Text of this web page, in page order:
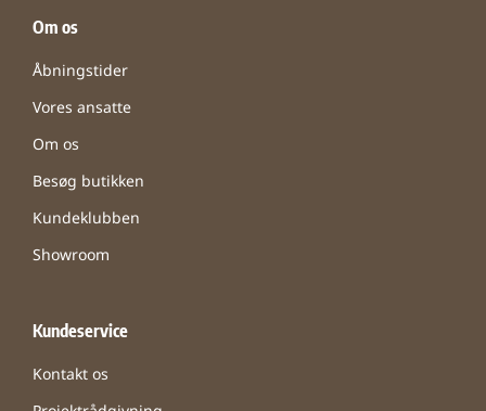
Om os
Åbningstider
Vores ansatte
Om os
Besøg butikken
Kundeklubben
Showroom
Kundeservice
Kontakt os